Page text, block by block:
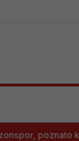
koliko će